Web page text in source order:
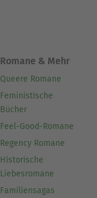
Romane & Mehr
Queere Romane
Feministische
Bücher
Feel-Good-Romane
Regency Romane
Historische
Liebesromane
Familiensagas